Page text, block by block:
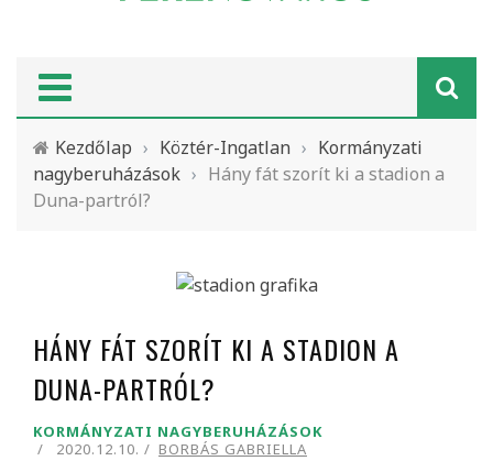
Kezdőlap › Köztér-Ingatlan › Kormányzati
nagyberuházások › Hány fát szorít ki a stadion a
Duna-partról?
HÁNY FÁT SZORÍT KI A STADION A
DUNA-PARTRÓL?
KORMÁNYZATI NAGYBERUHÁZÁSOK
2020.12.10.
BORBÁS GABRIELLA